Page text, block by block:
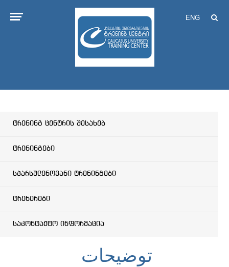
ENG
ტრენინგ ცენტრის შესახებ
ტრენინგები
სპარსულენოვანი ტრენინგები
ტრენერები
საკონტაქტო ინფორმაცია
توضیحات